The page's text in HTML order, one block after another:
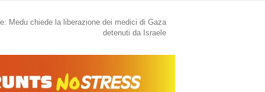
Medu chiede la liberazione dei medici di Gaza
detenuti da Israele